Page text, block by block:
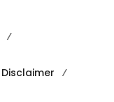
Disclaimer